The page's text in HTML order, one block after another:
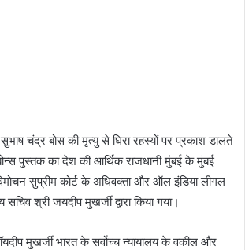
चंद्र बोस की मृत्यु से घिरा रहस्यों पर प्रकाश डालते
पुस्तक का देश की आर्थिक राजधानी मुंबई के मुंबई
सुप्रीम कोर्ट के अधिवक्ता और ऑल इंडिया लीगल
श्री जयदीप मुखर्जी द्वारा किया गया।
मुखर्जी भारत के सर्वोच्च न्यायालय के वकील और